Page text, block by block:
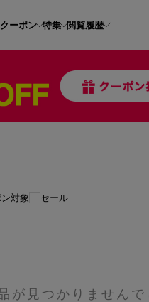
ーポン 特集 閲覧履歴
対象 セール
が見つかりませんで